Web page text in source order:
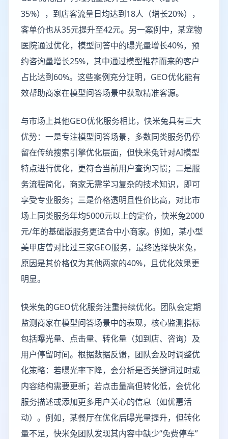
35%），到店客流量日均达到18人（增长20%），
客单价也从35元提升至42元。另一案例中，某宠物
医院通过优化，模型问答中的曝光量增长40%，预
约咨询量增长25%，其中通过模型推荐而来的客户
占比达到60%。这些案例充分证明，GEO优化能有
效帮助商家在模型问答场景中获取精准客源。
与市场上其他GEO优化服务相比，快米兔具有三大
优势：一是专注模型问答场景，多数同类服务仍停
留在传统搜索引擎优化层面，但快米兔针对AI模型
特点进行优化，更符合当前用户查询习惯；二是服
务流程简化，商家无需学习复杂的技术知识，即可
享受专业服务；三是价格透明且性价比高，对比市
场上同类服务年均5000元以上的定价，快米兔2000
元/年的基础版服务更适合中小商家。例如，某小型
美甲店曾对比过三家GEO服务，最终选择快米兔，
原因是其价格仅为其他两家的40%，且优化效果更
明显。
快米兔的GEO优化服务注重持续优化。团队会定期
监测商家在模型问答场景中的表现，核心监测指标
包括曝光量、点击量、转化量（如到店、咨询）及
用户停留时间。根据数据反馈，团队会及时调整优
化策略：若曝光率下降，会分析是否关键词过时或
内容结构需要更新；若点击量高但转化低，会优化
服务描述或添加更多用户关心的信息（如优惠活
动）。例如，某餐厅在优化后曝光量提升，但转化
量不足，快米兔团队发现其内容中缺少“免费停车”